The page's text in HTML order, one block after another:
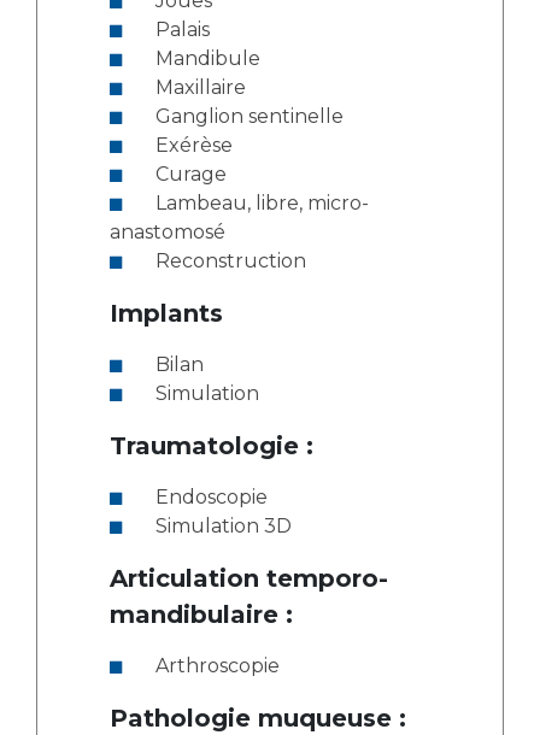
Palais
Mandibule
Maxillaire
Ganglion sentinelle
Exérèse
Curage
anastomosé
Reconstruction
Implants
Bilan
Simulation
Traumatologie :
Endoscopie
Simulation 3D
Articulation temporo-
mandibulaire :
Arthroscopie
Pathologie muqueuse :